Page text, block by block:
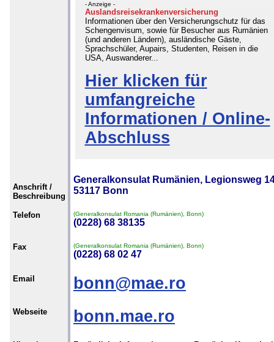
- Anzeige -
Auslandsreisekrankenversicherung
Informationen über den Versicherungschutz für das
Schengenvisum, sowie für Besucher aus Rumänien
(und anderen Ländern), ausländische Gäste,
Sprachschüler, Aupairs, Studenten, Reisen in die
USA, Auswanderer...
Hier klicken für
umfangreiche
Informationen / Online-
Abschluss
Anschrift /
Beschreibung
Generalkonsulat Rumänien, Legionsweg
53117 Bonn
Telefon (Generalkonsulat Romania (Rumänien), Bonn)
(0228) 68 38135
Fax (Generalkonsulat Romania (Rumänien), Bonn)
(0228) 68 02 47
Email bonn@mae.ro
Webseite bonn.mae.ro